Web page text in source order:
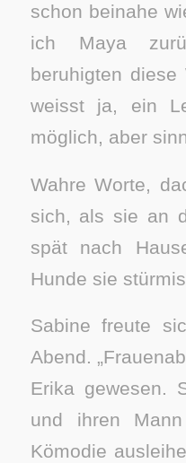
schon beinahe
ich Maya
beruhigten diese
weisst ja, ein
möglich, aber
Wahre Worte,
sich, als sie an
spät nach
Hunde sie
Sabine freute
Abend.
Erika gewesen.
und ihren
Kömodie